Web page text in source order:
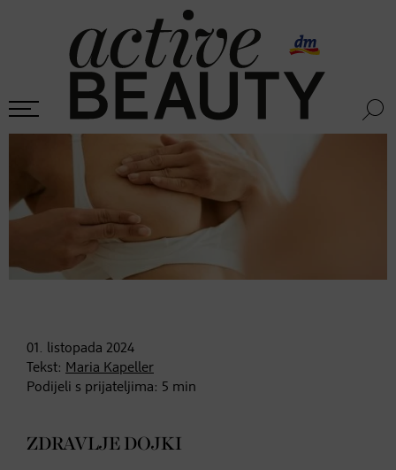
01. listopada 2024
Tekst: Maria Kapeller
Podijeli s prijateljima: 5 min
ZDRAVLJE DOJKI